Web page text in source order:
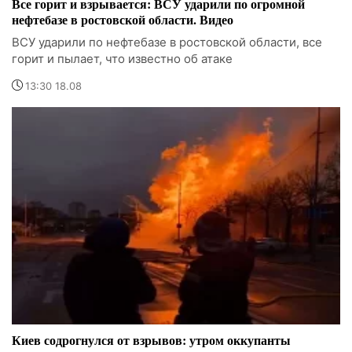
нефтебазе в ростовской области. Видео
ВСУ ударили по нефтебазе в ростовской области, все
горит и пылает, что известно об атаке
13:30 18.08
Киев содрогнулся от взрывов: утром оккупанты